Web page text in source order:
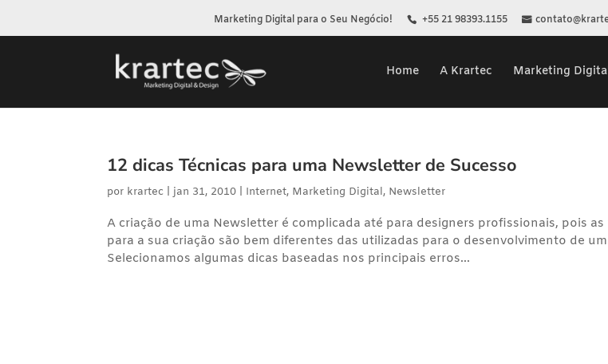
Marketing Digital para o Seu Negócio! +55 21 98393.1155
Home A Krartec Marketing
12 dicas Técnicas para uma Newsletter de Sucesso
por krartec jan 31, 2010 Internet, Marketing Digital, Newsletter
A criação de uma Newsletter é complicada até para designers profissionais, pois
para a sua criação são bem diferentes das utilizadas para o desenvolvimento de
Selecionamos algumas dicas baseadas nos principais erros...